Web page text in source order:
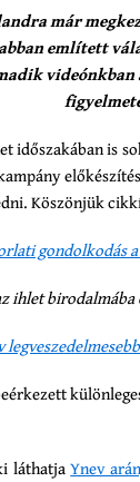
már
abban említett
videónkban
időszakában is
Köszönjük
gondolkodás
ihlet
láthatjaYnev